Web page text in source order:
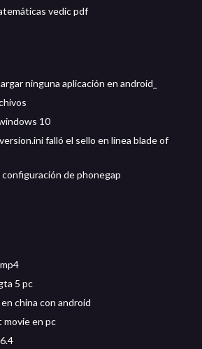
vedic pdf
ninguna aplicación en android_
10
falló el sello en línea blade of
de phonegap
5 pc
china con android
movie en pc